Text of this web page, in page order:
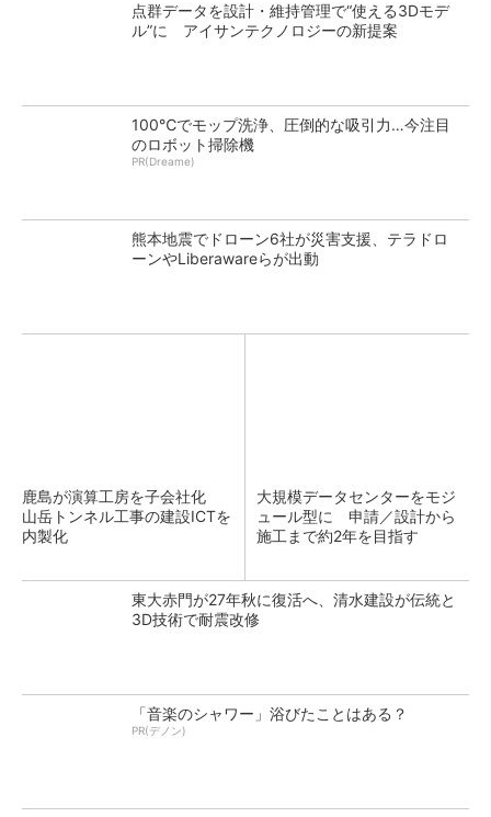
点群データを設計・維持管理で“使える3Dモデ
ル”に アイサンテクノロジーの新提案
100℃でモップ洗浄、圧倒的な吸引力…今注目
のロボット掃除機
PR(Dreame)
熊本地震でドローン6社が災害支援、テラドロ
ーンやLiberawareらが出動
鹿島が演算工房を子会社化
山岳トンネル工事の建設ICTを
内製化
大規模データセンターをモジ
ュール型に 申請／設計から
施工まで約2年を目指す
東大赤門が27年秋に復活へ、清水建設が伝統と
3D技術で耐震改修
「音楽のシャワー」浴びたことはある？
PR(デノン)